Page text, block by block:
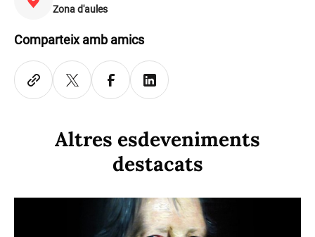
Zona d'aules
Comparteix amb amics
Altres esdeveniments
destacats